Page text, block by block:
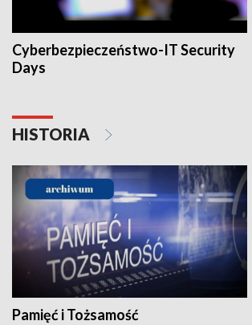
Cyberbezpieczeństwo-IT Security
Days
HISTORIA
Pamięć i Tożsamość